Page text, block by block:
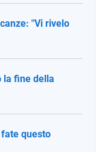
"Vi rivelo
la fine della
questo